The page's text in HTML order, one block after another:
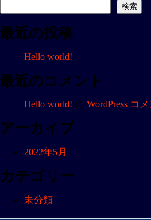
ゲ
ョ
ン
検索
最近の投稿
Hello world!
最近のコメント
Hello world! に WordPress コ
アーカイブ
2022年5月
カテゴリー
未分類